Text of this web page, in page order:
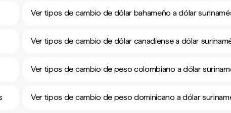
Ver tipos de cambio de dólar bahameño a dólar
Ver tipos de cambio de dólar canadiense a dólar
Ver tipos de cambio de peso colombiano a dólar
Ver tipos de cambio de peso dominicano a dólar